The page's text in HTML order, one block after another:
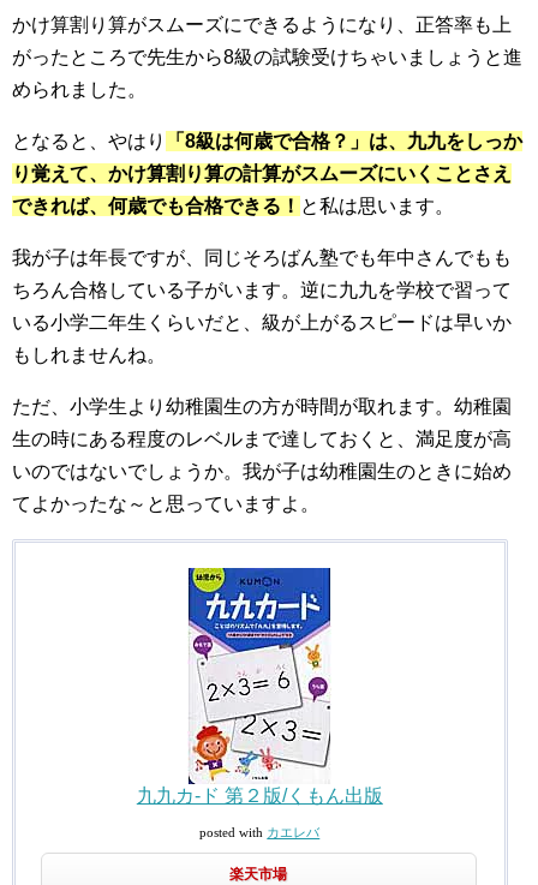
かけ算割り算がスムーズにできるようになり、正答率も上
がったところで先生から8級の試験受けちゃいましょうと進
められました。
となると、やはり
「8級は何歳で合格？」は、九九をしっか
り覚えて、かけ算割り算の計算がスムーズにいくことさえ
できれば、何歳でも合格できる！ と私は思います。
我が子は年長ですが、同じそろばん塾でも年中さんでもも
ちろん合格している子がいます。逆に九九を学校で習って
いる小学二年生くらいだと、級が上がるスピードは早いか
もしれませんね。
ただ、小学生より幼稚園生の方が時間が取れます。幼稚園
生の時にある程度のレベルまで達しておくと、満足度が高
いのではないでしょうか。我が子は幼稚園生のときに始め
てよかったな～と思っていますよ。
九九カ-ド 第２版/くもん出版
posted with カエレバ
楽天市場